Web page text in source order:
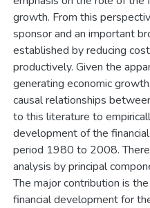
growth. From this
sponsor and an important
established by reducing
productively. Given the
generating economic
causal relationships
to this literature to
development of the
period 1980 to 2008.
analysis by principal
The major contribution is
financial development for